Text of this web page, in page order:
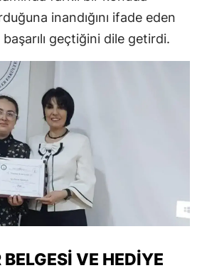
inandığını ifade eden
geçtiğini dile getirdi.
VE HEDIYE